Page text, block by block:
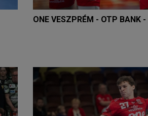
ONE VESZPRÉM - OTP BANK